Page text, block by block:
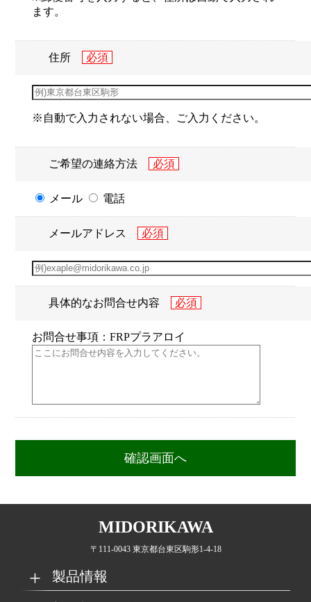
ます。
住所
※自動で入力されない場合、ご入力ください。
ご希望の連絡方法
メール 電話
メールアドレス
具体的なお問合せ内容
お問合せ事項：FRPプラアロイ
MIDORIKAWA
〒111-0043 東京都台東区駒形1-4-18
製品情報